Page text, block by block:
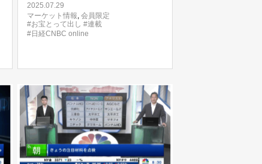
2025.07.29
マーケット情報, 会員限定
#お宝とって出し #連載
#日経CNBC online